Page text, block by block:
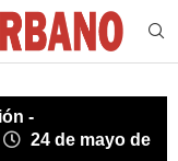
-
24 de mayo de